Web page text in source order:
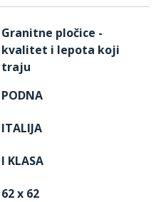
Granitne pločice -
kvalitet i lepota koji
traju
PODNA
ITALIJA
I KLASA
62 x 62